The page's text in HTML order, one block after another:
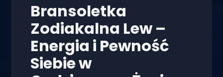
Bransoletka
Zodiakalna Lew –
Energia i Pewność
Siebie w